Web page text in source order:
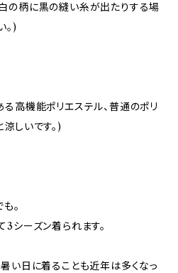
の柄に黒の縫い糸が出たりする場
。)
高機能ポリエステル、普通のポリ
しいです。)
。
3シーズン着られます。
い日に着ることも近年は多くなっ